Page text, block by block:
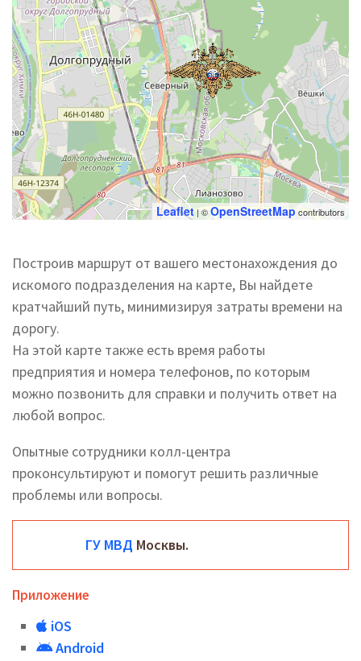
Leaflet | ©OpenStreetMap contributors
Построив маршрут от вашего местонахождения до
искомого подразделения на карте, Вы найдете
кратчайший путь, минимизируя затраты времени на
дорогу.
На этой карте также есть время работы
предприятия и номера телефонов, по которым
можно позвонить для справки и получить ответ на
любой вопрос.
Опытные сотрудники колл-центра
проконсультируют и помогут решить различные
проблемы или вопросы.
ГУ МВД Москвы.
Приложение
iOS
Android